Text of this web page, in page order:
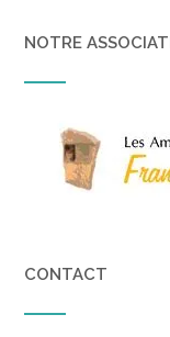
NOTRE
CONTACT